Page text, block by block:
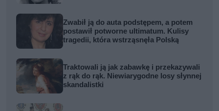
Zwabił ją do auta podstępem, a potem
postawił potworne ultimatum. Kulisy
tragedii, która wstrząsnęła Polską
Traktowali ją jak zabawkę i przekazywali
z rąk do rąk. Niewiarygodne losy słynnej
skandalistki